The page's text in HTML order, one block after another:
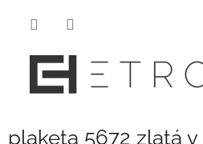
plaketa 5672 zlatá